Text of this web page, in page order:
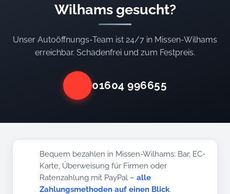
Wilhams gesucht?
Unser Autoöffnungs-Team ist 24/7 in Missen-Wilhams
erreichbar. Schadenfrei und zum Festpreis.
01604 996655
Bequem bezahlen in Missen-Wilhams: Bar, EC-
Karte, Überweisung für Firmen oder
Ratenzahlung mit PayPal –alle
Zahlungsmethoden auf einen Blick.